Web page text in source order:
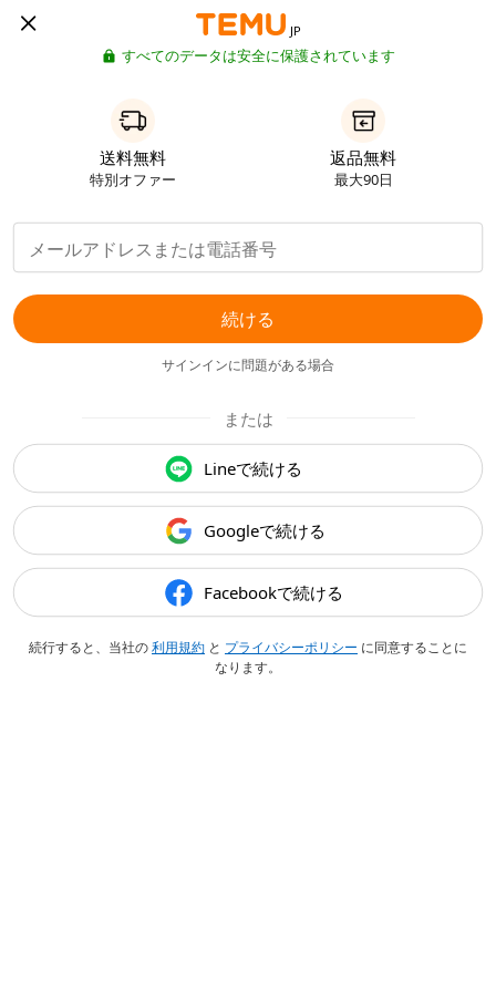
JP
すべてのデータは安全に保護されています
送料無料
特別オファー
返品無料
最大90日
続ける
サインインに問題がある場合
または
Lineで続ける
Googleで続ける
Facebookで続ける
続行すると、当社の利用規約 と プライバシーポリシー に同意することに
なります。